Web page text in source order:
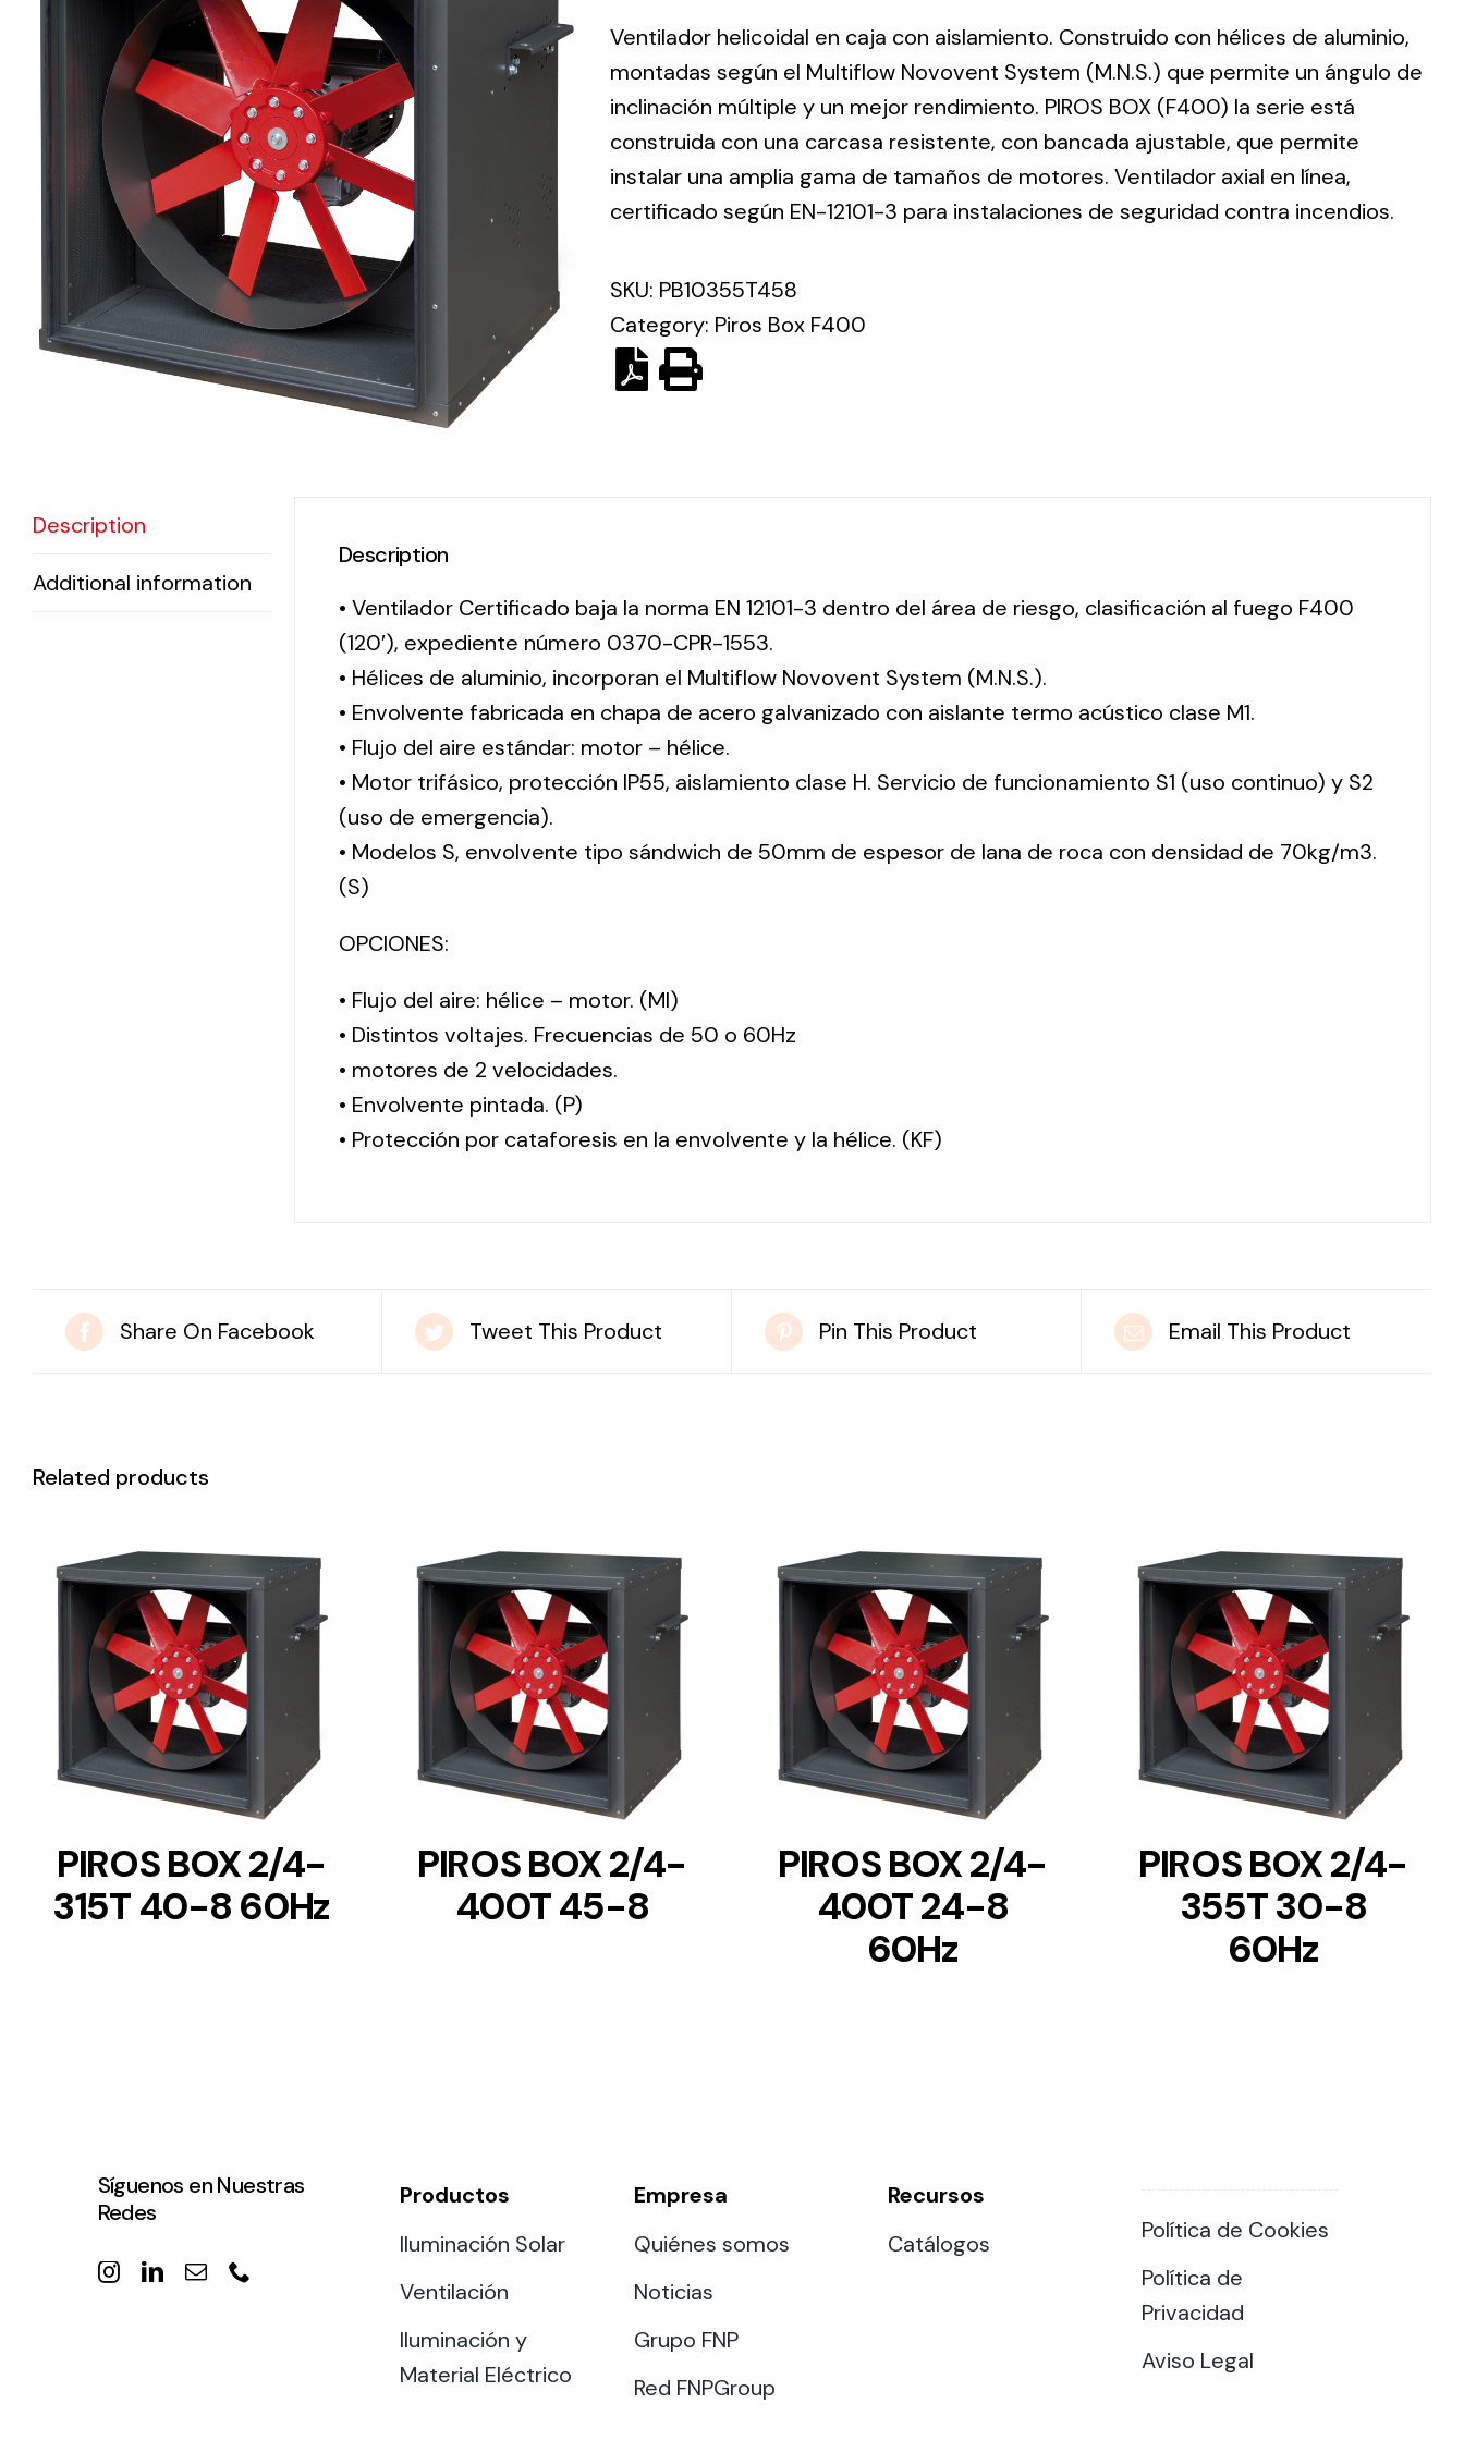
Electrical
Equipment
solutions in
lighting and
electrical
material for
each project
Ventilation
The
incorporation of
Novovent into
offer of
ventilation
products for
different uses
Solar lighting
solutions for all
Ventilador helicoidal en caja con aislamiento. Construido con hélices de aluminio,
montadas según el Multiflow Novovent System (M.N.S.) que permite un ángulo de
inclinación múltiple y un mejor rendimiento. PIROS BOX (F400) la serie está
construida con una carcasa resistente, con bancada ajustable, que permite
instalar una amplia gama de tamaños de motores. Ventilador axial en línea,
certificado según EN-12101-3 para instalaciones de seguridad contra incendios.
SKU: PB10355T458
Category: Piros Box F400
Description
Additional information
Description
• Ventilador Certificado baja la norma EN 12101-3 dentro del área de riesgo, clasificación al fuego F400
(120′), expediente número 0370-CPR-1553.
• Hélices de aluminio, incorporan el Multiflow Novovent System (M.N.S.).
• Envolvente fabricada en chapa de acero galvanizado con aislante termo acústico clase M1.
• Flujo del aire estándar: motor – hélice.
• Motor trifásico, protección IP55, aislamiento clase H. Servicio de funcionamiento S1 (uso continuo) y S2
(uso de emergencia).
• Modelos S, envolvente tipo sándwich de 50mm de espesor de lana de roca con densidad de 70kg/m3.
(S)
OPCIONES:
• Flujo del aire: hélice – motor. (MI)
• Distintos voltajes. Frecuencias de 50 o 60Hz
• motores de 2 velocidades.
• Envolvente pintada. (P)
• Protección por cataforesis en la envolvente y la hélice. (KF)
Share On Facebook Tweet This Product Pin This Product Email This Product
Related products
DETAILS
PIROS BOX 2/4-
315T 40-8 60Hz
DETAILS
PIROS BOX 2/4-
400T 45-8
DETAILS
PIROS BOX 2/4-
400T 24-8
60Hz
DETAILS
PIROS BOX 2/4-
355T 30-8
60Hz
Síguenos en Nuestras
Redes
Productos
Iluminación Solar
Ventilación
Iluminación y
Material Eléctrico
Empresa
Quiénes somos
Noticias
Grupo FNP
Red FNPGroup
Recursos
Catálogos
Política de Cookies
Política de
Privacidad
Aviso Legal